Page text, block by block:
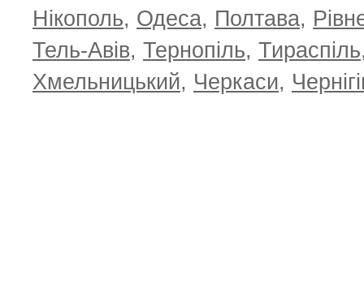
Нікополь, Одеса, Полтава,
Тель-Авів, Тернопіль, Тираспіль
Хмельницький, Черкаси,